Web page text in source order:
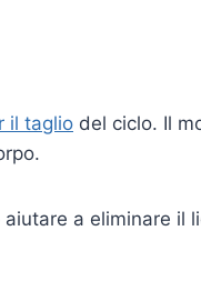
il taglio del ciclo. Il
aiutare a eliminare il